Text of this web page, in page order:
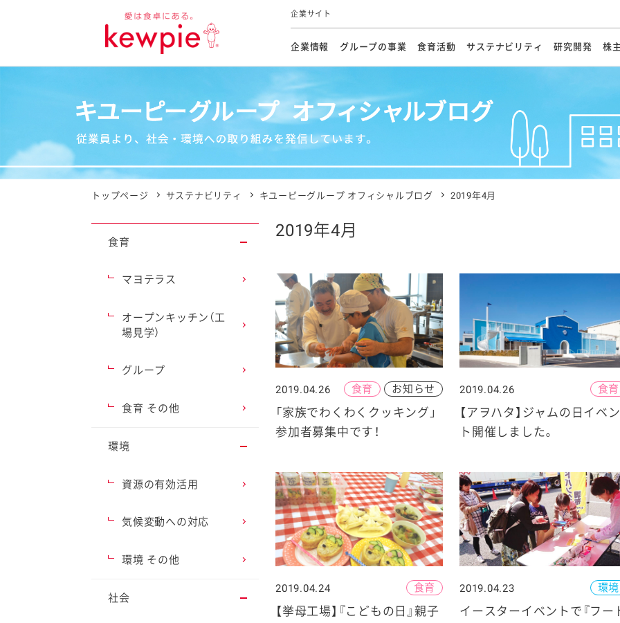
企業サイト
企業情報
トップメッセージ
グループの事業
市販用
ファインケミカル
食育活動
食育活動方針
食をテーマにした講演会 オープンキッチン（工場見学） マヨテ
海外における食育活動 食に関する情報提供
サステナビリティ
トップメッセージ
気候変動への対応 生物多様性の保全 食と
持続可能な調達 ガバ
各
イニシアチブ・加盟団体 社会・環境活動の歴史
グループ各社の
研究開発
本部長メッセージ
技術ソリューション 研究開発スタイル 学会発表・論文
株
個人投資家の皆さまへ
IRライブラリ 株式情報 IRカレンダ
IRよくあるご質問 ディスクロージャーポリシー 電子公告
体験
お客様相談室
2019年4月
食育 お知らせ
2019.04.26
「家族でわくわくクッキング」
参加者募集中です！
食育
2019.04.26
【アヲハタ】ジャムの日イベン
ト開催しました。
食育
2019.04.24
【挙母工場】『こどもの日』親子
環境
2019.04.23
イースターイベントで『フー
食育
マヨテラス
オープンキッチン（工
場見学）
グループ
食育 その他
環境
資源の有効活用
気候変動への対応
環境 その他
社会
トップページ サステナビリティ キユーピーグループ オフィシャルブログ 2019年4月